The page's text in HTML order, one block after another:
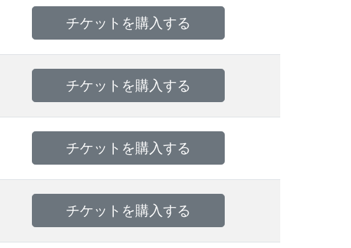
チケットを購入する
チケットを購入する
チケットを購入する
チケットを購入する